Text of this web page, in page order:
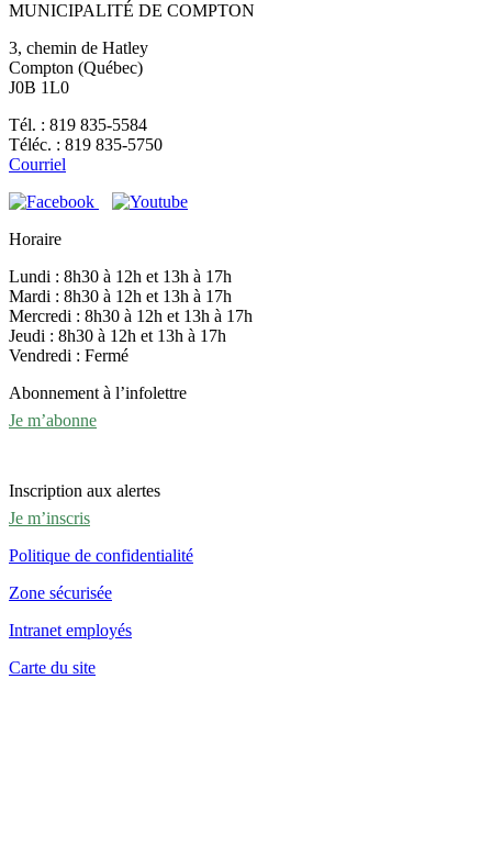
MUNICIPALITÉ DE COMPTON
3, chemin de Hatley
Compton (Québec)
J0B 1L0
Tél. : 819 835-5584
Téléc. : 819 835-5750
Courriel
Horaire
Lundi : 8h30 à 12h et 13h à 17h
Mardi : 8h30 à 12h et 13h à 17h
Mercredi : 8h30 à 12h et 13h à 17h
Jeudi : 8h30 à 12h et 13h à 17h
Vendredi : Fermé
Abonnement à l’infolettre
Je m’abonne
Inscription aux alertes
Je m’inscris
Politique de confidentialité
Zone sécurisée
Intranet employés
Carte du site